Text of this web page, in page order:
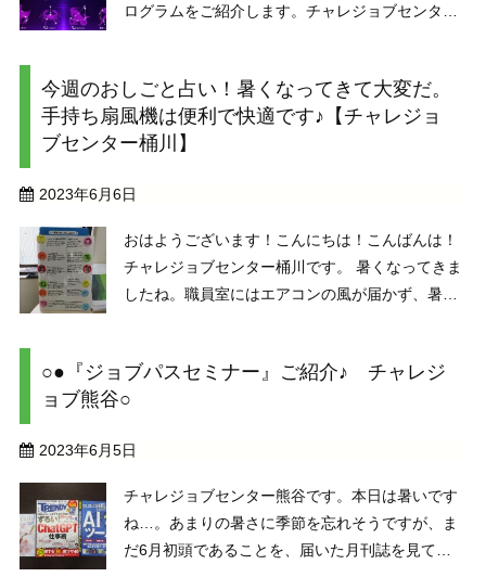
ログラムをご紹介します。チャレジョブセンター
内容ではありません。）映写の内容は、『雨でも
見える星の話』と ...
今週のおしごと占い！暑くなってきて大変だ。
手持ち扇風機は便利で快適です♪【チャレジョ
ブセンター桶川】
2023年6月6日
おはようございます！こんにちは！こんばんは！
チャレジョブセンター桶川です。 暑くなってきま
したね。職員室にはエアコンの風が届かず、暑く
電式と3拍子そろった便利さがウリです。 ・・・
扇風機の話が ...
○●『ジョブパスセミナー』ご紹介♪ チャレジ
ョブ熊谷○
2023年6月5日
チャレジョブセンター熊谷です。本日は暑いです
ね…。あまりの暑さに季節を忘れそうですが、ま
だ6月初頭であることを、届いた月刊誌を見て再